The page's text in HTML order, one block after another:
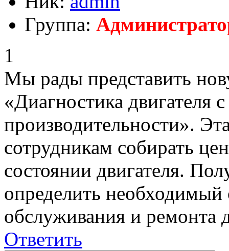
Группа:
1
Мы рады представить
«Диагностика двигателя
производительности».
сотрудникам собирать
состоянии двигателя.
определить необходимый
обслуживания и ремонта
Ответить